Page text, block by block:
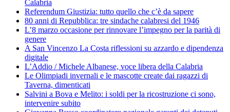
Calabria
Referendum Giustizia: tutto quello che c’è da sapere
80 anni di Repubblica: tre sindache calabresi del 1946
L’8 marzo occasione per rinnovare l’impegno per la parità di
genere
A San Vincenzo La Costa riflessioni su azzardo e dipendenza
digitale
L’Addio / Michele Albanese, voce libera della Calabria
Le Olimpiadi invernali e le mascotte create dai ragazzi di
Taverna, dimenticati
Salvini a Bova e Melito: i soldi per la ricostruzione ci sono,
intervenire subito